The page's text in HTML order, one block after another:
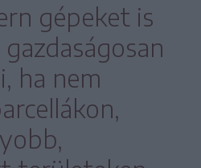
gépeket is
ha nem